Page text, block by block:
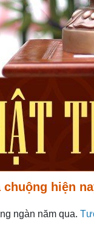
hiện
ngàn năm qua.